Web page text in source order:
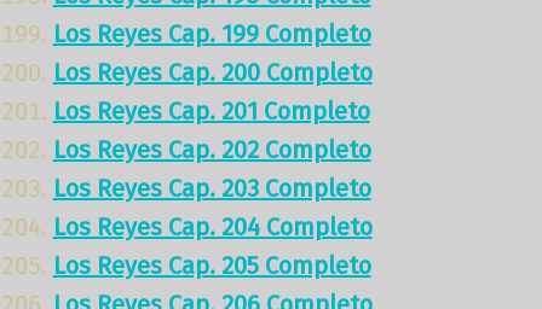
Los Reyes Cap. 199 Completo
Los Reyes Cap. 200 Completo
Los Reyes Cap. 201 Completo
Los Reyes Cap. 202 Completo
Los Reyes Cap. 203 Completo
Los Reyes Cap. 204 Completo
Los Reyes Cap. 205 Completo